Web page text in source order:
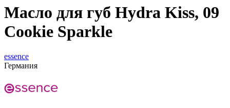
Масло для губ Hydra Kiss, 09
Cookie Sparkle
essence
Германия